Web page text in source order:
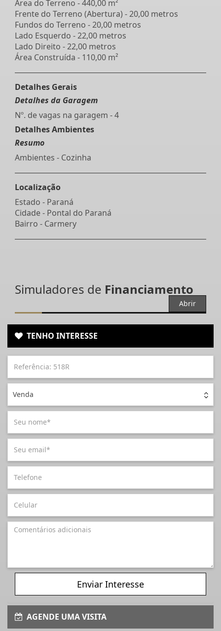
Área do Terreno - 440,00 m²
Frente do Terreno (Abertura) - 20,00 metros
Fundos do Terreno - 20,00 metros
Lado Esquerdo - 22,00 metros
Lado Direito - 22,00 metros
Área Construída - 110,00 m²
Detalhes Gerais
Detalhes da Garagem
Nº. de vagas na garagem - 4
Detalhes Ambientes
Resumo
Ambientes - Cozinha
Localização
Estado - Paraná
Cidade - Pontal do Paraná
Bairro - Carmery
Simuladores de Financiamento
Abrir
TENHO INTERESSE
Venda
Enviar Interesse
AGENDE UMA VISITA